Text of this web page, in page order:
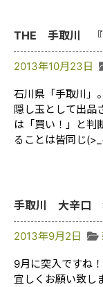
THE 手取川 『
2013年10月23日
石川県「手取川」
隠し玉として出品
は「買い！」と判
ることは皆同じ
手取川 大辛口
2013年9月2日
9月に突入ですね
宜しくお願い致し